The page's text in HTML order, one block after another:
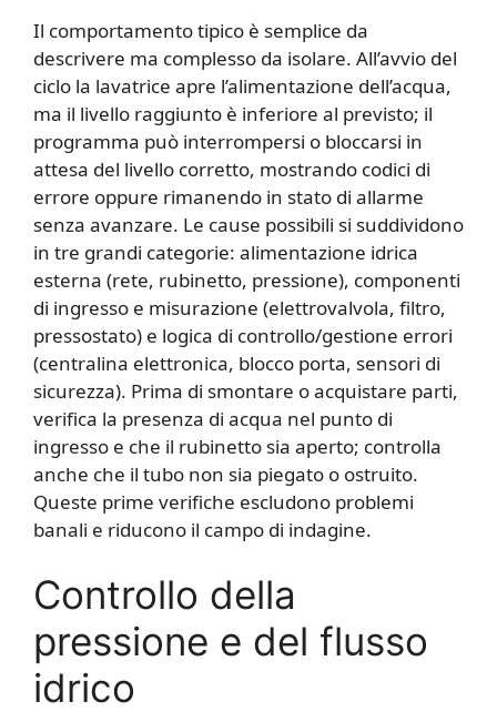
Il comportamento tipico è semplice da
descrivere ma complesso da isolare. All’avvio del
ciclo la lavatrice apre l’alimentazione dell’acqua,
ma il livello raggiunto è inferiore al previsto; il
programma può interrompersi o bloccarsi in
attesa del livello corretto, mostrando codici di
errore oppure rimanendo in stato di allarme
senza avanzare. Le cause possibili si suddividono
in tre grandi categorie: alimentazione idrica
esterna (rete, rubinetto, pressione), componenti
di ingresso e misurazione (elettrovalvola, filtro,
pressostato) e logica di controllo/gestione errori
(centralina elettronica, blocco porta, sensori di
sicurezza). Prima di smontare o acquistare parti,
verifica la presenza di acqua nel punto di
ingresso e che il rubinetto sia aperto; controlla
anche che il tubo non sia piegato o ostruito.
Queste prime verifiche escludono problemi
banali e riducono il campo di indagine.
Controllo della
pressione e del flusso
idrico